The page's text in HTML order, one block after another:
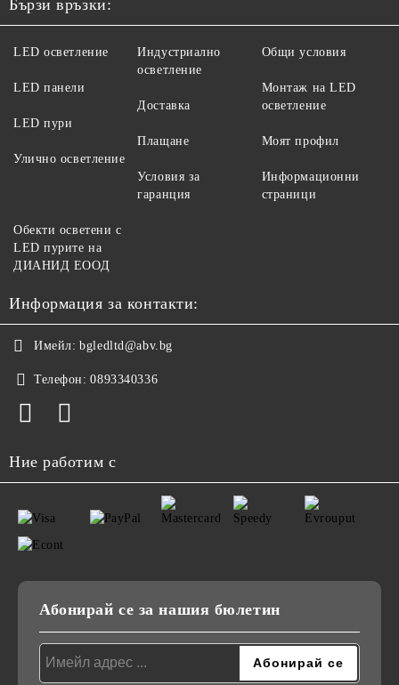
Бързи връзки:
LED осветление
LED панели
LED пури
Улично осветление
Индустриално
осветление
Доставка
Плащане
Условия за
гаранция
Общи условия
Монтаж на LED
осветление
Моят профил
Информационни
страници
Обекти осветени с
LED пурите на
ДИАНИД ЕООД
Информация за контакти:
Имейл: bgledltd@abv.bg
Телефон: 0893340336
Ние работим с
Абонирай се за нашия бюлетин